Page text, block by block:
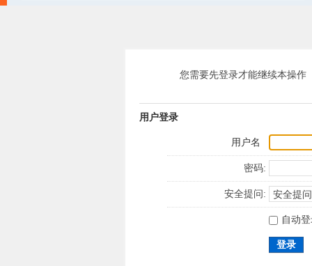
您需要先登录才能继续本操作
用户登录
用户名
密码:
安全提问:
自动
登录